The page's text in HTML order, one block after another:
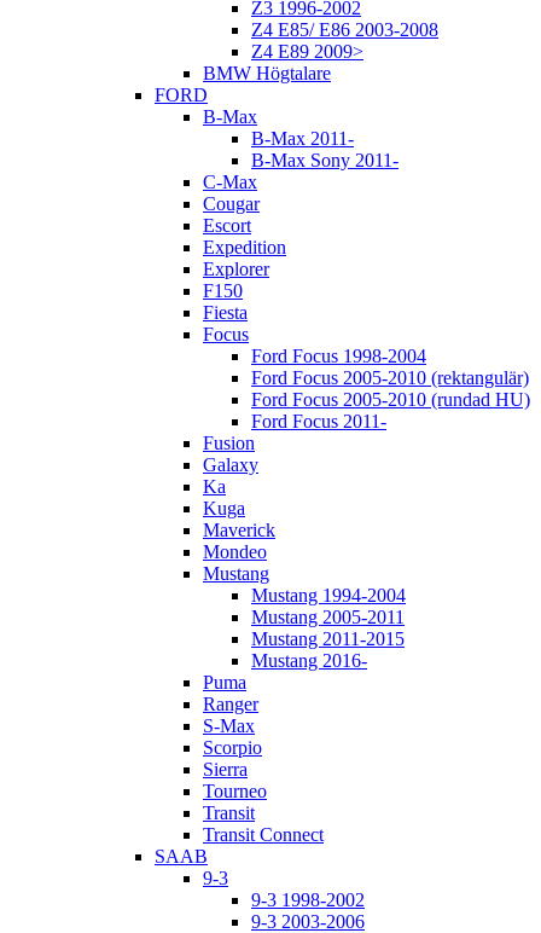
Z3 1996-2002
Z4 E85/ E86 2003-2008
Z4 E89 2009>
BMW Högtalare
FORD
B-Max
B-Max 2011-
B-Max Sony 2011-
C-Max
Cougar
Escort
Expedition
Explorer
F150
Fiesta
Focus
Ford Focus 1998-2004
Ford Focus 2005-2010 (rektangulär)
Ford Focus 2005-2010 (rundad HU)
Ford Focus 2011-
Fusion
Galaxy
Ka
Kuga
Maverick
Mondeo
Mustang
Mustang 1994-2004
Mustang 2005-2011
Mustang 2011-2015
Mustang 2016-
Puma
Ranger
S-Max
Scorpio
Sierra
Tourneo
Transit
Transit Connect
SAAB
9-3
9-3 1998-2002
9-3 2003-2006